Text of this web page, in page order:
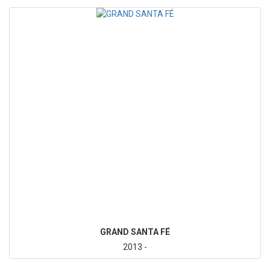
GRAND SANTA FÉ
2013 -